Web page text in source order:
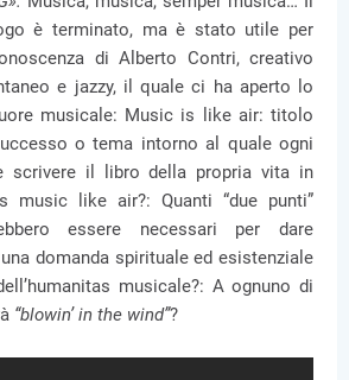
è terminato, ma è stato utile per
di Alberto Contri, creativo
e jazzy, il quale ci ha aperto lo
musicale: Music is like air: titolo
o tema intorno al quale ogni
scrivere il libro della propria vita in
music like air?: Quanti “due punti”
essere necessari per dare
domanda spirituale ed esistenziale
musicale?: A ognuno di
“blowin’ in the wind”?